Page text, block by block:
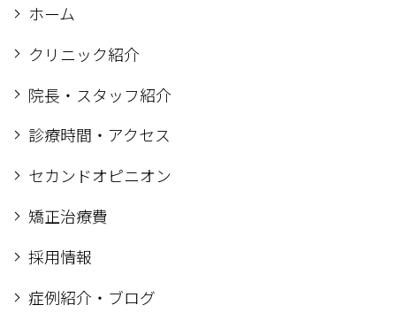
ホーム
クリニック紹介
院長・スタッフ紹介
診療時間・アクセス
セカンドオピニオン
矯正治療費
採用情報
症例紹介・ブログ